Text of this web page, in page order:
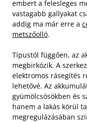
embert a felesleges
vastagabb gallyakat
addig ma már erre a
metszőolló.
Típustól függően, az
megbirkózik. A
elektromos rásegítés
lehetővé. Az
gyümölcsösökben és
hanem a lakás körül
megregulázásában